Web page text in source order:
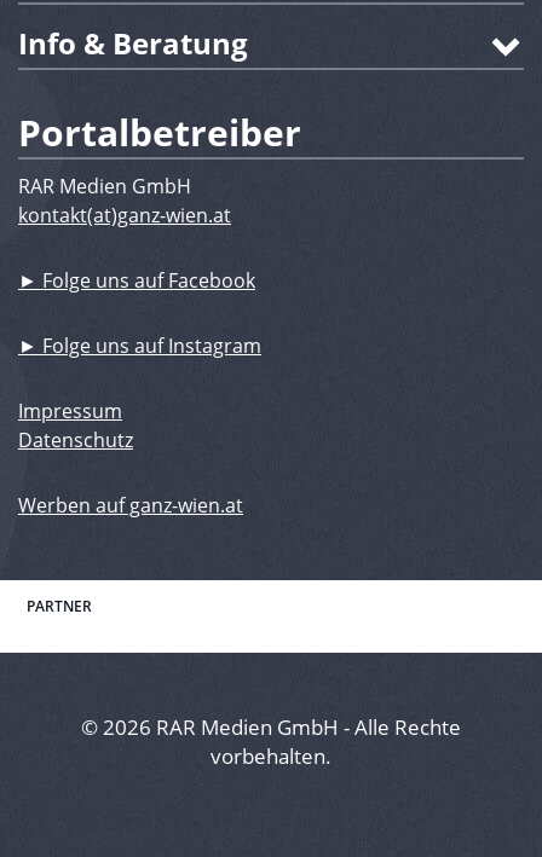
Info & Beratung
Portalbetreiber
RAR Medien GmbH
kontakt(at)ganz-wien.at
► Folge uns auf Facebook
► Folge uns auf Instagram
Impressum
Datenschutz
Werben auf ganz-wien.at
PARTNER
© 2026 RAR Medien GmbH - Alle Rechte
vorbehalten.